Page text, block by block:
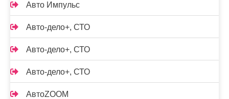
Авто Импульс
Авто-дело+, СТО
Авто-дело+, СТО
Авто-дело+, СТО
АвтоZOOM